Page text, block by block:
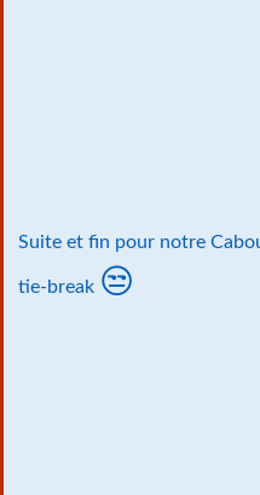
Suite et fin pour notre
tie-break 😒